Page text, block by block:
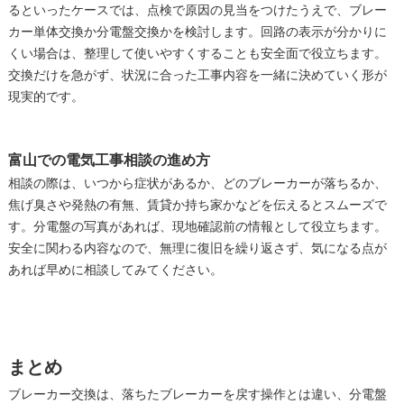
るといったケースでは、点検で原因の見当をつけたうえで、ブレー
カー単体交換か分電盤交換かを検討します。回路の表示が分かりに
くい場合は、整理して使いやすくすることも安全面で役立ちます。
交換だけを急がず、状況に合った工事内容を一緒に決めていく形が
現実的です。
富山での電気工事相談の進め方
相談の際は、いつから症状があるか、どのブレーカーが落ちるか、
焦げ臭さや発熱の有無、賃貸か持ち家かなどを伝えるとスムーズで
す。分電盤の写真があれば、現地確認前の情報として役立ちます。
安全に関わる内容なので、無理に復旧を繰り返さず、気になる点が
あれば早めに相談してみてください。
まとめ
ブレーカー交換は、落ちたブレーカーを戻す操作とは違い、分電盤